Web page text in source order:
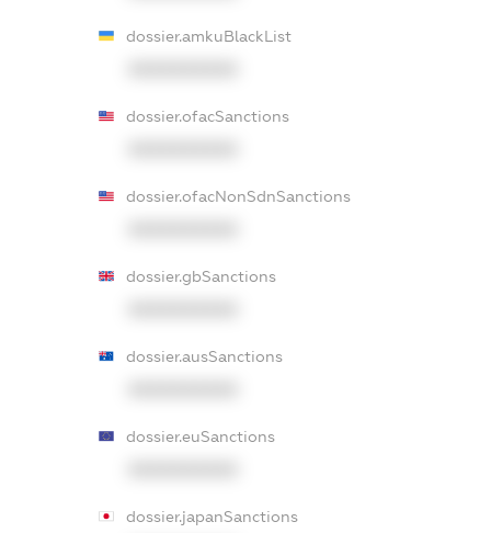
dossier.amkuBlackList
dossier.ofacSanctions
dossier.ofacNonSdnSanctions
dossier.gbSanctions
dossier.ausSanctions
dossier.euSanctions
dossier.japanSanctions